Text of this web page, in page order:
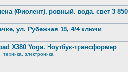
(Фиолент). ровный, вода, свет 3 850
ул. Рубежная 18, 4/4 ключи
X380 Yoga. Ноутбук-трансформер
электроника